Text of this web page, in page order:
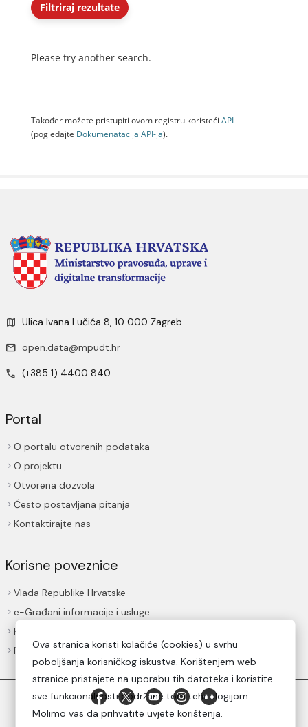
Filtriraj rezultate
Please try another search.
Također možete pristupiti ovom registru koristeći API
(pogledajte Dokumenаtаcijа API-jа).